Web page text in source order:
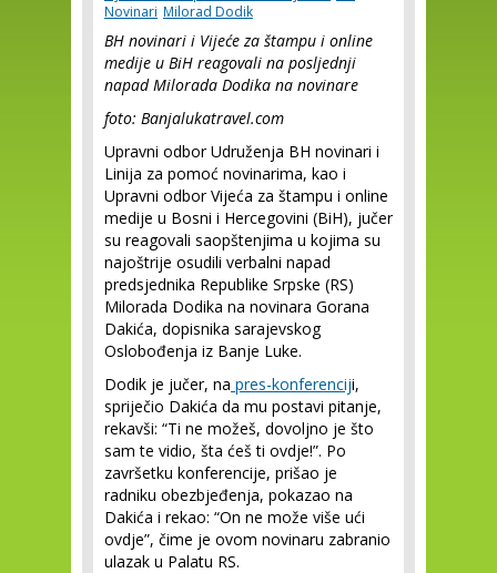
Novinari Milorad Dodik
BH novinari i Vijeće za štampu i online
medije u BiH reagovali na posljednji
napad Milorada Dodika na novinare
foto: Banjalukatravel.com
Upravni odbor Udruženja BH novinari i
Linija za pomoć novinarima, kao i
Upravni odbor Vijeća za štampu i online
medije u Bosni i Hercegovini (BiH), jučer
su reagovali saopštenjima u kojima su
najoštrije osudili verbalni napad
predsjednika Republike Srpske (RS)
Milorada Dodika na novinara Gorana
Dakića, dopisnika sarajevskog
Oslobođenja iz Banje Luke.
Dodik je jučer, na pres-konferenciji,
spriječio Dakića da mu postavi pitanje,
rekavši: “Ti ne možeš, dovoljno je što
sam te vidio, šta ćeš ti ovdje!”. Po
završetku konferencije, prišao je
radniku obezbjeđenja, pokazao na
Dakića i rekao: “On ne može više ući
ovdje”, čime je ovom novinaru zabranio
ulazak u Palatu RS.